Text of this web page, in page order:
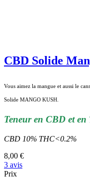
CBD Solide
Vous aimez la mangue et aussi le
Solide MANGO KUSH.
Teneur en CBD et
CBD 10% THC<0.2%
8,00 €
3 avis
Prix